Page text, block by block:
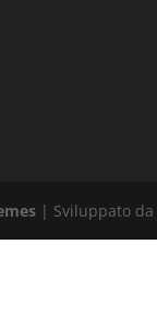
| Sviluppato